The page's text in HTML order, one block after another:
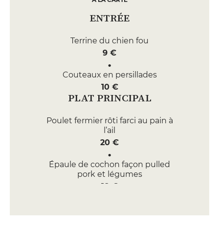
ENTRÉE
Terrine du chien fou
9 €
Couteaux en persillades
10 €
PLAT PRINCIPAL
Poulet fermier rôti farci au pain à
l’ail
20 €
Épaule de cochon façon pulled
pork et légumes
18 €